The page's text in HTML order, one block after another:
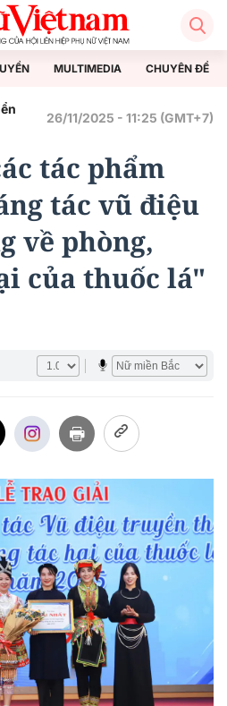
MULTIMEDIA CHUYÊN ĐỀ
26/11/2025 - 11:25 (GMT+7)
tác phẩm
tác vũ điệu
về phòng,
của thuốc lá"